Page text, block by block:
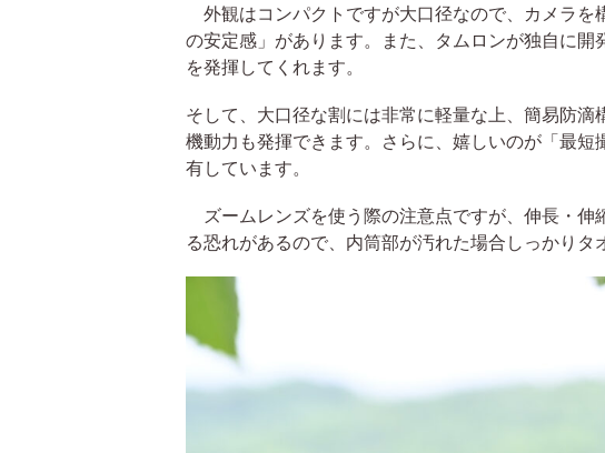
外観はコンパクトですが大口径なので、カメラを
の安定感」があります。また、タムロンが独自に
を発揮してくれます。
そして、大口径な割には非常に軽量な上、簡易防
機動力も発揮できます。さらに、嬉しいのが「最
有しています。
ズームレンズを使う際の注意点ですが、伸長・伸
る恐れがあるので、内筒部が汚れた場合しっかりタ